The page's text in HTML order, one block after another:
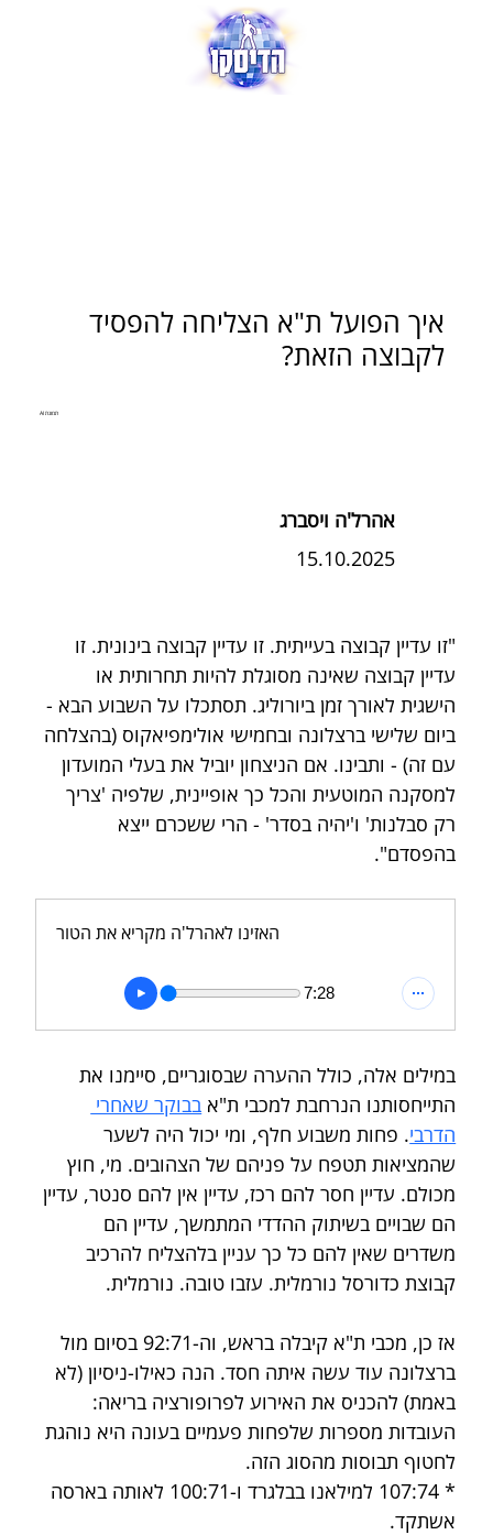
"זו עדיין קבוצה בעייתית. זו עדיין קבוצה בינונית. זו
עדיין קבוצה שאינה מסוגלת להיות תחרותית או
הישגית לאורך זמן ביורוליג. תסתכלו על השבוע הבא -
ביום שלישי ברצלונה ובחמישי אולימפיאקוס (בהצלחה
עם זה) - ותבינו. אם הניצחון יוביל את בעלי המועדון
למסקנה המוטעית והכל כך אופיינית, שלפיה 'צריך
רק סבלנות' ו'יהיה בסדר' - הרי ששכרם ייצא
בהפסדם".
האזינו לאהרל'ה מקריא את הטור
7:28
במילים אלה, כולל ההערה שבסוגריים, סיימנו את
התייחסותנו הנרחבת למכבי ת"א בבוקר שאחרי
הדרבי. פחות משבוע חלף, ומי יכול היה לשער
שהמציאות תטפח על פניהם של הצהובים. מי, חוץ
מכולם. עדיין חסר להם רכז, עדיין אין להם סנטר, עדיין
הם שבויים בשיתוק ההדדי המתמשך, עדיין הם
משדרים שאין להם כל כך עניין בלהצליח להרכיב
קבוצת כדורסל נורמלית. עזבו טובה. נורמלית.
אז כן, מכבי ת"א קיבלה בראש, וה-92:71 בסיום מול
ברצלונה עוד עשה איתה חסד. הנה כאילו-ניסיון (לא
באמת) להכניס את האירוע לפרופורציה בריאה:
העובדות מספרות שלפחות פעמיים בעונה היא נוהגת
לחטוף תבוסות מהסוג הזה.
* 107:74 למילאנו בבלגרד ו-100:71 לאותה בארסה
אשתקד.
אהרל'ה ויסברג
15.10.2025
תמונת AI
איך הפועל ת"א הצליחה להפסיד
לקבוצה הזאת?